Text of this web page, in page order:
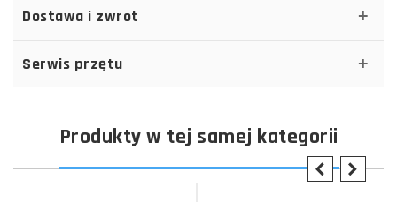
Dostawa i zwrot
Serwis przętu
Produkty w tej samej kategorii